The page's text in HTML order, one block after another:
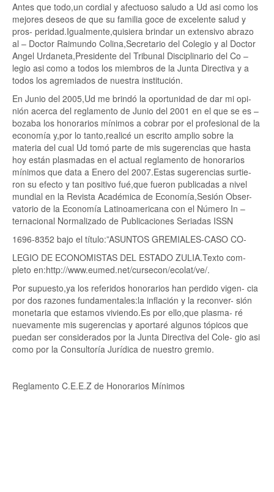
Antes que todo,un cordial y afectuoso saludo a Ud asi como los
mejores deseos de que su familia goce de excelente salud y
pros- peridad.Igualmente,quisiera brindar un extensivo abrazo
al – Doctor Raimundo Colina,Secretario del Colegio y al Doctor
Angel Urdaneta,Presidente del Tribunal Disciplinario del Co –
legio asi como a todos los miembros de la Junta Directiva y a
todos los agremiados de nuestra institución.
En Junio del 2005,Ud me brindó la oportunidad de dar mi opi-
nión acerca del reglamento de Junio del 2001 en el que se es –
bozaba los honorarios mínimos a cobrar por el profesional de la
economía y,por lo tanto,realicé un escrito amplio sobre la
materia del cual Ud tomó parte de mis sugerencias que hasta
hoy están plasmadas en el actual reglamento de honorarios
mínimos que data a Enero del 2007.Estas sugerencias surtie-
ron su efecto y tan positivo fué,que fueron publicadas a nivel
mundial en la Revista Académica de Economía,Sesión Obser-
vatorio de la Economía Latinoamericana con el Número In –
ternacional Normalizado de Publicaciones Seriadas ISSN
1696-8352 bajo el título:”ASUNTOS GREMIALES-CASO CO-
LEGIO DE ECONOMISTAS DEL ESTADO ZULIA.Texto com-
pleto en:http://www.eumed.net/cursecon/ecolat/ve/.
Por supuesto,ya los referidos honorarios han perdido vigen- cia
por dos razones fundamentales:la inflación y la reconver- sión
monetaria que estamos viviendo.Es por ello,que plasma- ré
nuevamente mis sugerencias y aportaré algunos tópicos que
puedan ser considerados por la Junta Directiva del Cole- gio asi
como por la Consultoría Jurídica de nuestro gremio.
Reglamento C.E.E.Z de Honorarios Mínimos